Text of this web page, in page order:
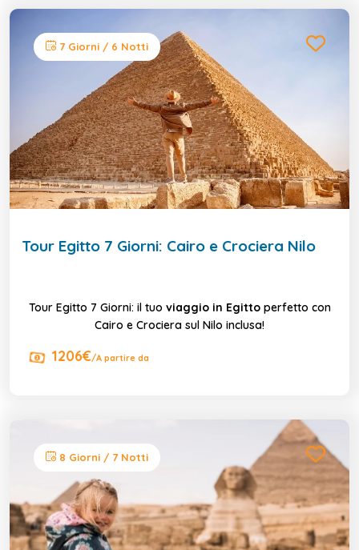
7 Giorni / 6 Notti
Tour Egitto 7 Giorni: Cairo e Crociera Nilo
Tour Egitto 7 Giorni: il tuo viaggio in Egittoperfetto con
Cairo e Crociera sul Nilo inclusa!
1206€/A partire da
8 Giorni / 7 Notti